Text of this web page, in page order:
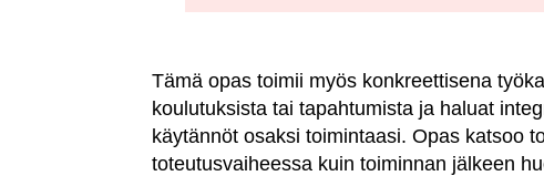
Tämä opas toimii myös konkreettisena
koulutuksista tai tapahtumista ja haluat
käytännöt osaksi toimintaasi. Opas katsoo
toteutusvaiheessa kuin toiminnan jälkeen